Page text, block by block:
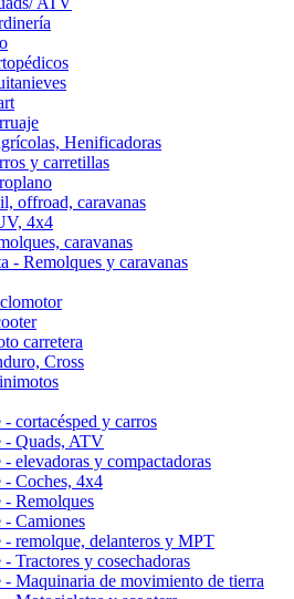
Henificadoras
y carretillas
offroad, caravanas
4x4
caravanas
- Remolques y caravanas
carretera
Cross
- cortacésped y carros
- Quads, ATV
- elevadoras y compactadoras
- Coches, 4x4
- Remolques
- Camiones
- remolque, delanteros y MPT
- Tractores y cosechadoras
- Maquinaria de movimiento de tierra